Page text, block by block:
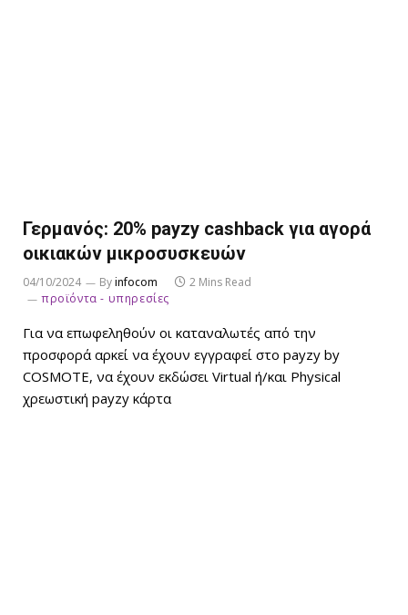
Γερμανός: 20% payzy cashback για αγορά
οικιακών μικροσυσκευών
04/10/2024 Byinfocom
2 Mins Read
προϊόντα - υπηρεσίες
Για να επωφεληθούν οι καταναλωτές από την
προσφορά αρκεί να έχουν εγγραφεί στο payzy by
COSMOTE, να έχουν εκδώσει Virtual ή/και Physical
χρεωστική payzy κάρτα